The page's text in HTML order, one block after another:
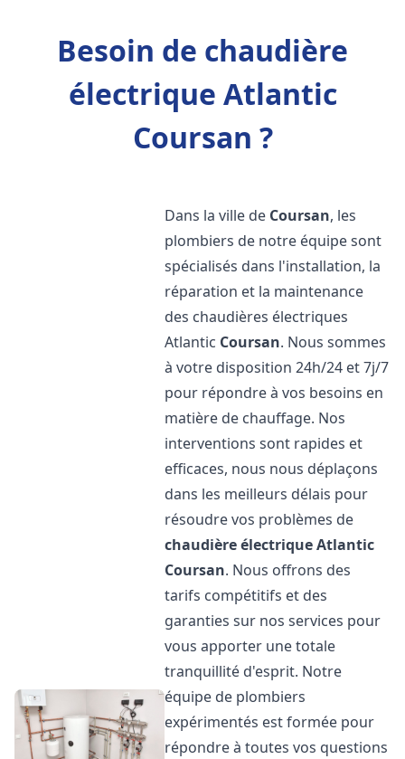
Besoin de chaudière
électrique Atlantic
Coursan ?
Dans la ville de Coursan, les
plombiers de notre équipe sont
spécialisés dans l'installation, la
réparation et la maintenance
des chaudières électriques
Atlantic Coursan. Nous sommes
à votre disposition 24h/24 et 7j/7
pour répondre à vos besoins en
matière de chauffage. Nos
interventions sont rapides et
efficaces, nous nous déplaçons
dans les meilleurs délais pour
résoudre vos problèmes de
chaudière électrique Atlantic
Coursan. Nous offrons des
tarifs compétitifs et des
garanties sur nos services pour
vous apporter une totale
tranquillité d'esprit. Notre
équipe de plombiers
expérimentés est formée pour
répondre à toutes vos questions